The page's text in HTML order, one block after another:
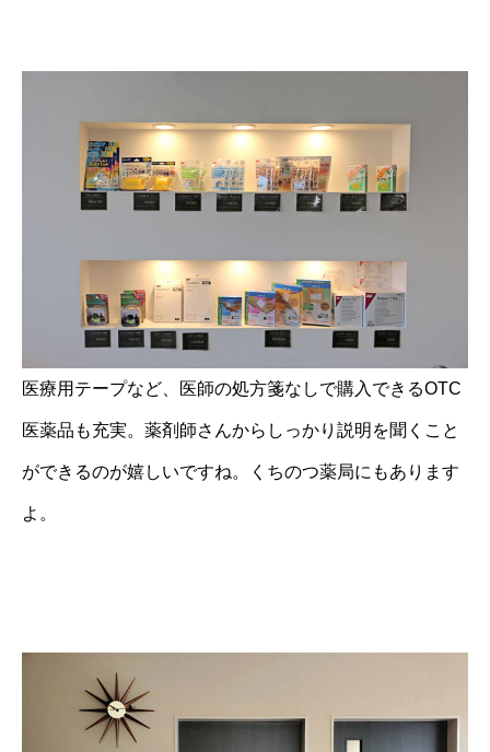
医療用テープなど、医師の処方箋なしで購入できるOTC
医薬品も充実。薬剤師さんからしっかり説明を聞くこと
ができるのが嬉しいですね。くちのつ薬局にもあります
よ。